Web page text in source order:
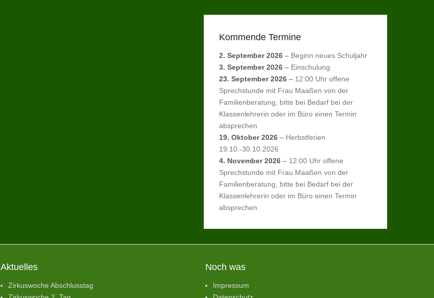
Kommende Termine
2. September 2026 – Beginn neues Schuljahr
3. September 2026 – Einschulung
23. September 2026 – 12:00 Uhr offene
Sprechstunde mit Frau Maaßen von der
Familienberatung, bitte bei Bedarf bei der
Klassenlehrerin oder im Büro einen Termin
absprechen
19. Oktober 2026 – Herbstferien
19.10.-30.10.2026
4. November 2026 – 12:00 Uhr offene
Sprechstunde mit Frau Maaßen von der
Familienberatung, bitte bei Bedarf bei der
Klassenlehrerin oder im Büro einen Termin
absprechen
Aktuelles
Zirkuswoche Abschlusstag
Noch was
Impressum